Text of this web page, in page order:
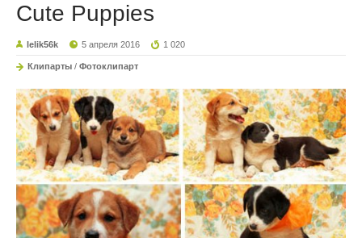
Cute Puppies
lelik56k 5 апреля 2016 1 020
Клипарты / Фотоклипарт